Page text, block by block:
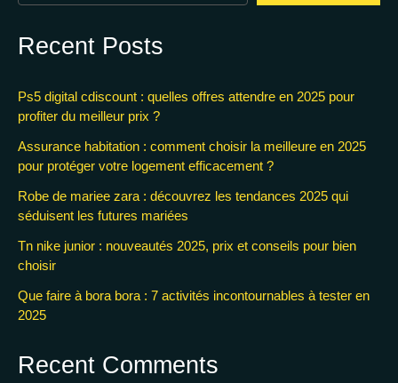
Recent Posts
Ps5 digital cdiscount : quelles offres attendre en 2025 pour
profiter du meilleur prix ?
Assurance habitation : comment choisir la meilleure en 2025
pour protéger votre logement efficacement ?
Robe de mariee zara : découvrez les tendances 2025 qui
séduisent les futures mariées
Tn nike junior : nouveautés 2025, prix et conseils pour bien
choisir
Que faire à bora bora : 7 activités incontournables à tester en
2025
Recent Comments